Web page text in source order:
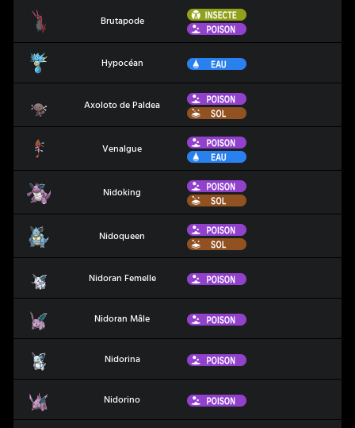
Brutapode
Insecte
Poison
Hypocéan Eau
Axoloto de Paldea
Poison
Sol
Venalgue
Poison
Eau
Nidoking
Poison
Sol
Nidoqueen
Poison
Sol
Nidoran Femelle Poison
Nidoran Mâle Poison
Nidorina Poison
Nidorino Poison